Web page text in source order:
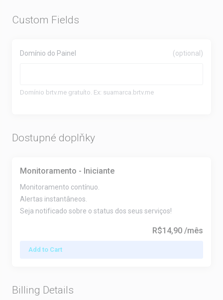
Custom Fields
Domínio do Painel (optional)
Domínio brtv.me gratuíto. Ex: suamarca.brtv.me
Dostupné doplňky
Monitoramento - Iniciante
Monitoramento contínuo.
Alertas instantâneos.
Seja notificado sobre o status dos seus serviços!
Add to Cart
R$14,90 /mês
Billing Details